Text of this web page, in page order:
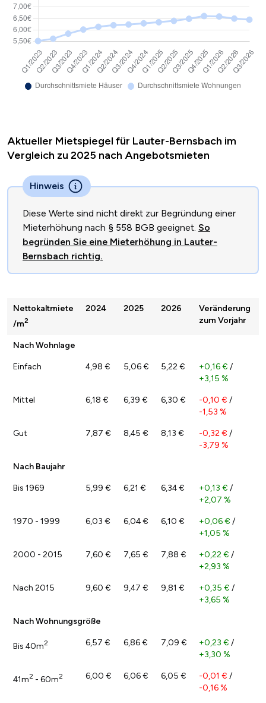
Aktueller Mietspiegel für Lauter-Bernsbach im
Vergleich zu 2025 nach Angebotsmieten
Hinweis
Diese Werte sind nicht direkt zur Begründung einer
Mieterhöhung nach § 558 BGB geeignet. So
begründen Sie eine Mieterhöhung in Lauter-
Bernsbach richtig.
Nettokaltmiete
/m2
2024 2025 2026
Veränderung
zum Vorjahr
Nach Wohnlage
Einfach 4,98 € 5,06 € 5,22 € +0,16 € /
+3,15 %
Mittel 6,18 € 6,39 € 6,30 € -0,10 € /
-1,53 %
Gut 7,87 € 8,45 € 8,13 € -0,32 € /
-3,79 %
Nach Baujahr
Bis 1969 5,99 € 6,21 € 6,34 € +0,13 € /
+2,07 %
1970 - 1999 6,03 € 6,04 € 6,10 € +0,06 € /
+1,05 %
2000 - 2015 7,60 € 7,65 € 7,88 € +0,22 € /
+2,93 %
Nach 2015 9,60 € 9,47 € 9,81 € +0,35 € /
+3,65 %
Nach Wohnungsgröße
Bis 40m2 6,57 € 6,86 € 7,09 € +0,23 € /
+3,30 %
41m2 - 60m2 6,00 € 6,06 € 6,05 € -0,01 € /
-0,16 %